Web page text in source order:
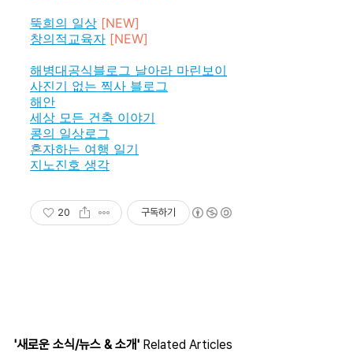
뚝희의 일상 [NEW]
창의적교육자 [NEW]
해병대공식블로그 날아라 마린보이
사진기 없는 찍사 블로그
해안
세상 모든 건축 이야기
콩의 일상로그
혼자하는 여행 일기
지노진호 생각
20 구독하기
'새로운 소식/뉴스 & 소개' Related Articles